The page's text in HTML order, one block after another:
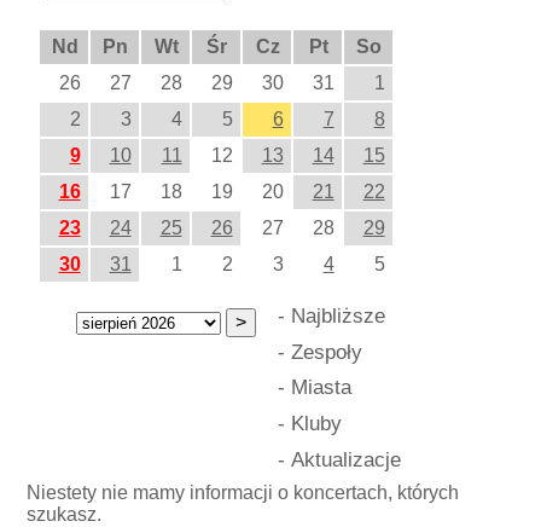
Nd Pn Wt Śr Cz Pt
So
26
27 28 29 30 31
1
2
3 4 5 6 7
8
9
10 11 12 13 14
15
16
17 18 19 20 21
22
23
24 25 26 27 28
29
30
31 1 2 3 4 5
- Najbliższe
- Zespoły
- Miasta
- Kluby
- Aktualizacje
Niestety nie mamy informacji o koncertach, których
szukasz.